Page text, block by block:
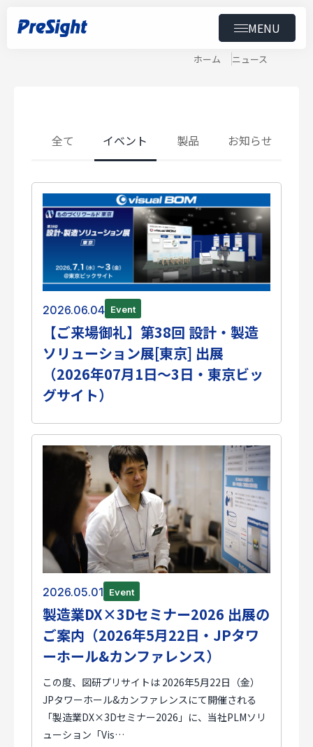
MENU
ダウンロード
会社情報
スペシャルコンテンツ 用語集 採用情報
個人情報保護方針
サイトのご利用にあたって
サイトマップ
Follow Us
News
ホーム ニュース
全て イベント 製品 お知らせ
2026.06.04 Event
【ご来場御礼】第38回 設計・製造
ソリューション展[東京] 出展
（2026年07月1日～3日・東京ビッ
グサイト）
2026.05.01 Event
製造業DX×3Dセミナー2026 出展の
ご案内（2026年5月22日・JPタワ
ーホール&カンファレンス）
この度、図研プリサイトは 2026年5月22日（金）
JPタワーホール&カンファレンスにて開催される
「製造業DX×3Dセミナー2026」に、当社PLMソリ
ューション「Vis…